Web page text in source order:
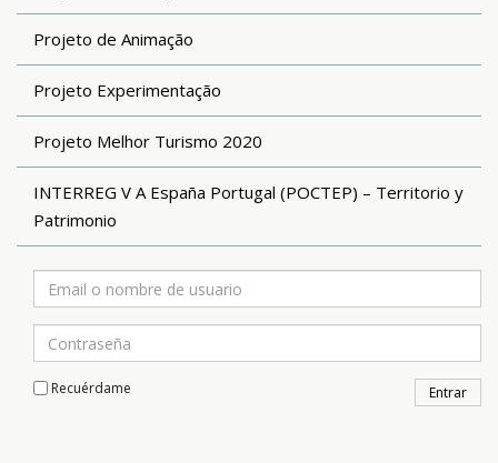
Projeto de Animação
Projeto Experimentação
Projeto Melhor Turismo 2020
INTERREG V A España Portugal (POCTEP) – Territorio y
Patrimonio
Recuérdame